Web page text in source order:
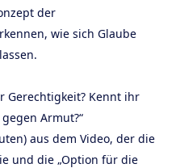
der
wie sich Glaube
Gerechtigkeit? Kennt ihr
Armut?“
aus dem Video, der die
und die „Option für die